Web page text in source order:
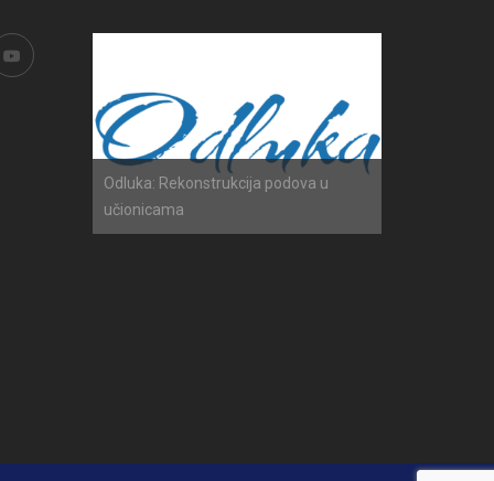
Odluka: Rekonstrukcija podova u
učionicama